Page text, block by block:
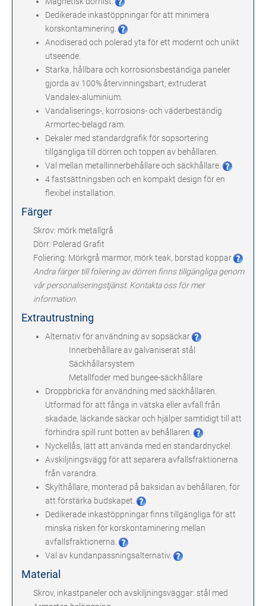
Dedikerade inkastöppningar för att minimera
korskontaminering.
Anodiserad och polerad yta för ett modernt och unikt
utseende.
Starka, hållbara och korrosionsbeständiga paneler
gjorda av 100% återvinningsbart, extruderat
Vandalex-aluminium.
Vandaliserings-, korrosions- och väderbeständig
Armortec-belagd ram.
Dekaler med standardgrafik för sopsortering
tillgängliga till dörren och toppen av behållaren.
Val mellan metallinnerbehållare och säckhållare.
4 fastsättningsben och en kompakt design för en
flexibel installation.
Färger
Skrov: mörk metallgrå
Dörr: Polerad Grafit
Foliering: Mörkgrå marmor, mörk teak, borstad koppar
Andra färger till foliering av dörren finns tillgängliga genom
vår personaliseringstjänst. Kontakta oss för mer
information.
Extrautrustning
Alternativ för användning av sopsäckar
Innerbehållare av galvaniserat stål
Säckhållarsystem
Metallfoder med bungee-säckhållare
Droppbricka för användning med säckhållaren.
Utformad för att fånga in vätska eller avfall från
skadade, läckande säckar och hjälper samtidigt till att
förhindra spill runt botten av behållaren.
Nyckellås, lätt att använda med en standardnyckel.
Avskiljningsvägg för att separera avfallsfraktionerna
från varandra.
Skylthållare, monterad på baksidan av behållaren, för
att förstärka budskapet.
Dedikerade inkastöppningar finns tillgängliga för att
minska risken för korskontaminering mellan
avfallsfraktionerna.
Val av kundanpassningsalternativ.
Material
Skrov, inkastpaneler och avskiljningsväggar: stål med